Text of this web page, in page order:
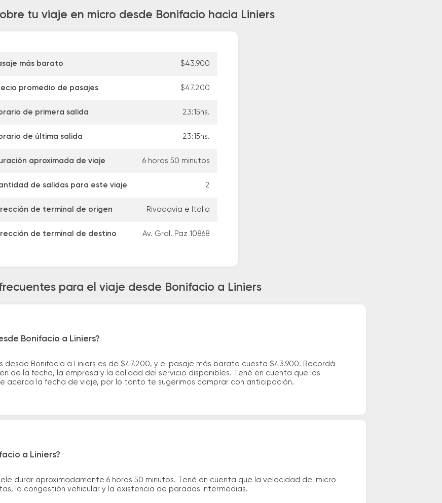
tu viaje en micro desde Bonifacio hacia Liniers
más barato $43.900
promedio de pasajes $47.200
de primera salida 23:15hs.
de última salida 23:15hs.
aproximada de viaje 6 horas 50 minutos
de salidas para este viaje 2
de terminal de origen Rivadavia e Italia
de terminal de destino Av. Gral. Paz 10868
para el viaje desde Bonifacio a Liniers
Bonifacio a Liniers?
desde Bonifacio a Liniers es de $47.200, y el pasaje más barato cuesta $43.900. Recordá
de la fecha, la empresa y la calidad del servicio disponibles. Tené en cuenta que los
acerca la fecha de viaje, por lo tanto te sugerimos comprar con anticipación.
a Liniers?
durar aproximadamente 6 horas 50 minutos. Tené en cuenta que la velocidad del micro
la congestión vehicular y la existencia de paradas intermedias.